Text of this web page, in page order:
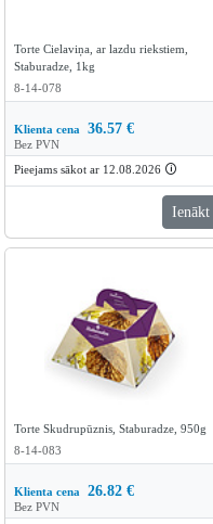
Torte Cielaviņa, ar lazdu riekstiem,
Staburadze, 1kg
8-14-078
Klienta cena 36.57 €
Bez PVN
Pieejams sākot ar 12.08.2026 🛈
Ienākt
Torte Skudrupūznis, Staburadze, 950g
8-14-083
Klienta cena 26.82 €
Bez PVN